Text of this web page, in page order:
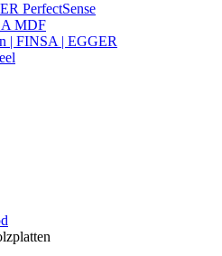
PerfectSense
MDF
| FINSA | EGGER